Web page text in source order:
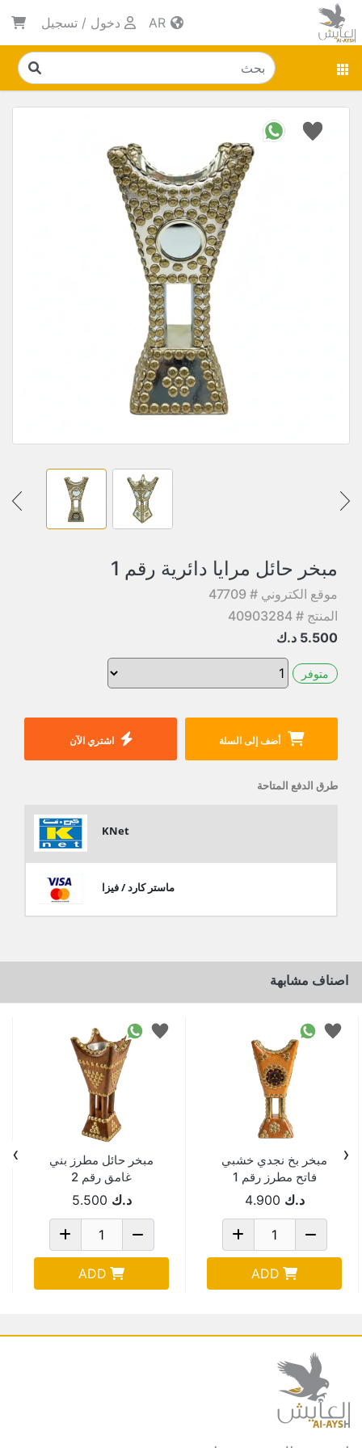
دخول / تسجيل
مبخر حائل مرايا دائرية رقم 1
موقع الكتروني # 47709
المنتج # 40903284
5.500 د.ك
متوفر
أضف إلى السلة اشتري الآن
طرق الدفع المتاحة
KNet
ماستر كارد / فيزا
اصناف مشابهة
مبخر بخ نجدي خشبي
فاتح مطرز رقم 1
د.ك 4.900
ADD
مبخر حائل مطرز بني
غامق رقم 2
د.ك 5.500
ADD
‹
›